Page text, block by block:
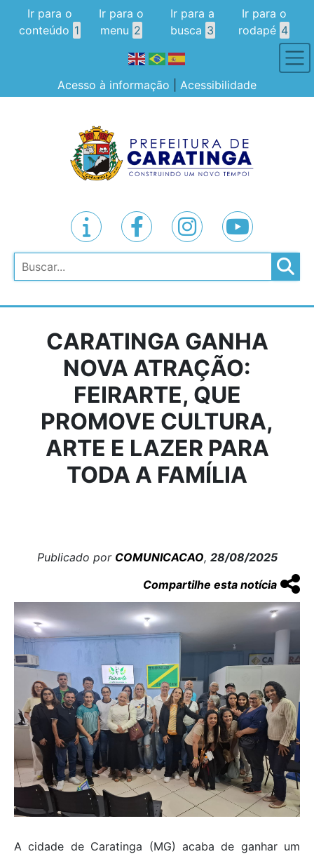
Ir para o
conteúdo 1
Ir para o
menu 2
Ir para a
busca 3
Ir para o
rodapé 4
Acesso à informação Acessibilidade
Pesquisar
CARATINGA GANHA
NOVA ATRAÇÃO:
FEIRARTE, QUE
PROMOVE CULTURA,
ARTE E LAZER PARA
TODA A FAMÍLIA
Publicado por COMUNICACAO, 28/08/2025
Compartilhe esta notícia
A cidade de Caratinga (MG) acaba de ganhar um